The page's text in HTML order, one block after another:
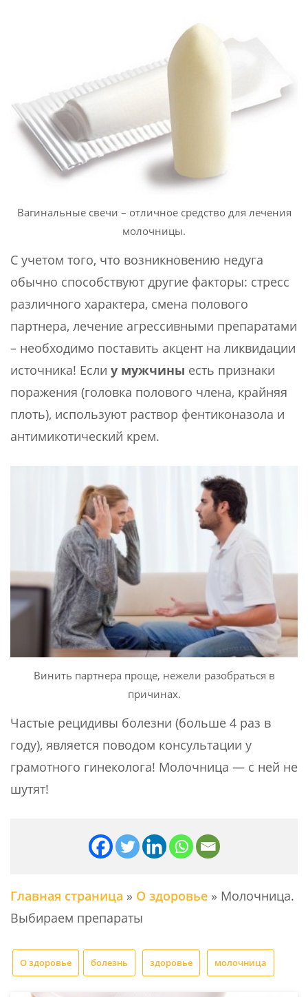
Вагинальные свечи – отличное средство для лечения
молочницы.
С учетом того, что возникновению недуга
обычно способствуют другие факторы: стресс
различного характера, смена полового
партнера, лечение агрессивными препаратами
– необходимо поставить акцент на ликвидации
источника! Если у мужчины есть признаки
поражения (головка полового члена, крайняя
плоть), используют раствор фентиконазола и
антимикотический крем.
Винить партнера проще, нежели разобраться в
причинах.
Частые рецидивы болезни (больше 4 раз в
году), является поводом консультации у
грамотного гинеколога! Молочница — с ней не
шутят!
Главная страница » О здоровье » Молочница.
Выбираем препараты
О здоровье болезнь здоровье молочница